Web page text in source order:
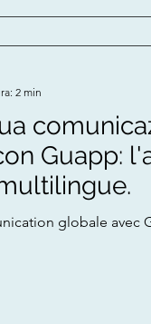
Guapp:
globale avec
2 min